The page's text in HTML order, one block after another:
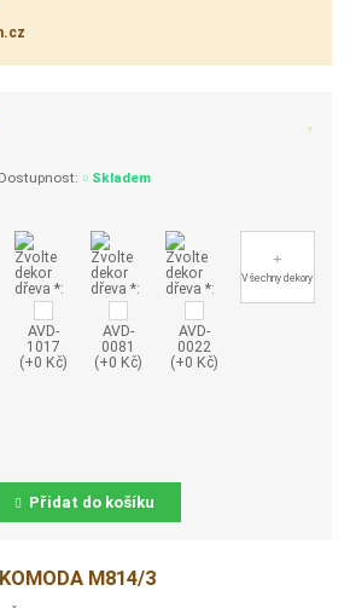
Dostupnost: Skladem
AVD-
1017
(+0 Kč)
AVD-
0081
(+0 Kč)
AVD-
0022
(+0 Kč)
Všechny dekory
Přidat do košíku
KOMODA M814/3